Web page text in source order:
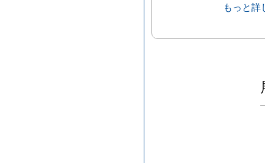
もっと詳